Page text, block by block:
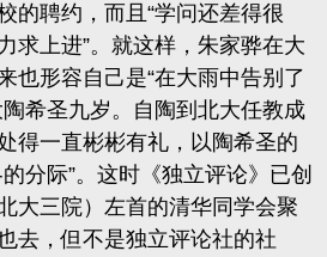
的聘约，而且“学问还差得很
求上进”。就这样，朱家骅在大
也形容自己是“在大雨中告别了
希圣九岁。自陶到北大任教成
得一直彬彬有礼，以陶希圣的
分际”。这时《独立评论》已创
大三院）左首的清华同学会聚
去，但不是独立评论社的社